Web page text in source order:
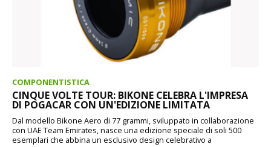
COMPONENTISTICA
CINQUE VOLTE TOUR: BIKONE CELEBRA L'IMPRESA
DI POGACAR CON UN'EDIZIONE LIMITATA
Dal modello Bikone Aero di 77 grammi, sviluppato in collaborazione
con UAE Team Emirates, nasce una edizione speciale di soli 500
esemplari che abbina un esclusivo design celebrativo a